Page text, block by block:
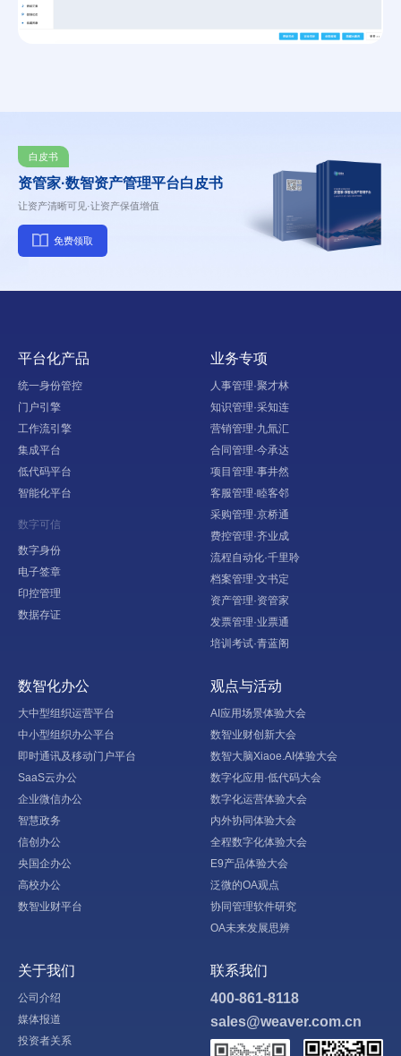
白皮书
资管家·数智资产管理平台白皮书
让资产清晰可见·让资产保值增值
免费领取
平台化产品
统一身份管控
门户引擎
工作流引擎
集成平台
低代码平台
智能化平台
数字可信
数字身份
电子签章
印控管理
数据存证
业务专项
人事管理·聚才林
知识管理·采知连
营销管理·九氚汇
合同管理·今承达
项目管理·事井然
客服管理·睦客邻
采购管理·京桥通
费控管理·齐业成
流程自动化·千里聆
档案管理·文书定
资产管理·资管家
发票管理·业票通
培训考试·青蓝阁
数智化办公
大中型组织运营平台
中小型组织办公平台
即时通讯及移动门户平台
SaaS云办公
企业微信办公
智慧政务
信创办公
央国企办公
高校办公
数智业财平台
观点与活动
AI应用场景体验大会
数智业财创新大会
数智大脑Xiaoe.AI体验大会
数字化应用·低代码大会
数字化运营体验大会
内外协同体验大会
全程数字化体验大会
E9产品体验大会
泛微的OA观点
协同管理软件研究
OA未来发展思辨
关于我们
公司介绍
媒体报道
投资者关系
联系我们
400-861-8118
sales@weaver.com.cn